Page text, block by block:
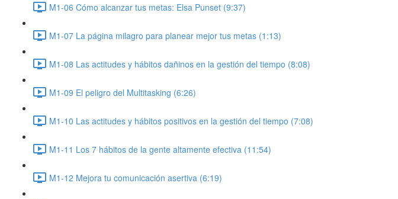
M1-06 Cómo alcanzar tus metas: Elsa Punset (9:37)
M1-07 La página milagro para planear mejor tus metas (1:13)
M1-08 Las actitudes y hábitos dañinos en la gestión del tiempo (8:08)
M1-09 El peligro del Multitasking (6:26)
M1-10 Las actitudes y hábitos positivos en la gestión del tiempo (7:08)
M1-11 Los 7 hábitos de la gente altamente efectiva (11:54)
M1-12 Mejora tu comunicación asertiva (6:19)